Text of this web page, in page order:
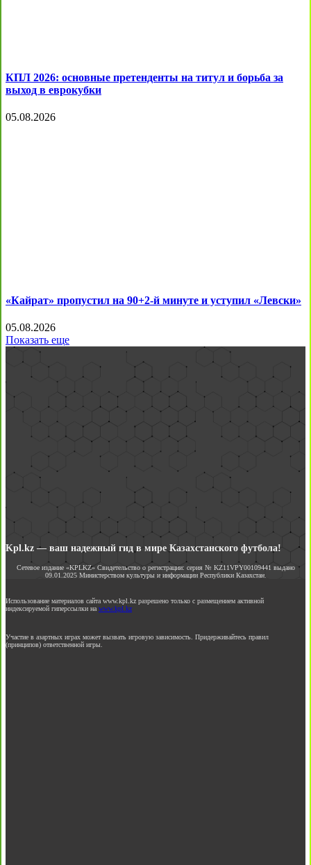
КПЛ 2026: основные претенденты на титул и борьба за
выход в еврокубки
05.08.2026
«Кайрат» пропустил на 90+2-й минуте и уступил «Левски»
05.08.2026
Показать еще
Kpl.kz — ваш надежный гид в мире Казахстанского футбола!
Сетевое издание «KPLKZ» Свидетельство о регистрации: серия № KZ11VPY00109441 выдано
09.01.2025 Министерством культуры и информации Республики Казахстан.
Использование материалов сайта www.kpl.kz разрешено только с размещением активной
индексируемой гиперссылки на www.kpl.kz
Участие в азартных играх может вызвать игровую зависимость. Придерживайтесь правил
(принципов) ответственной игры.